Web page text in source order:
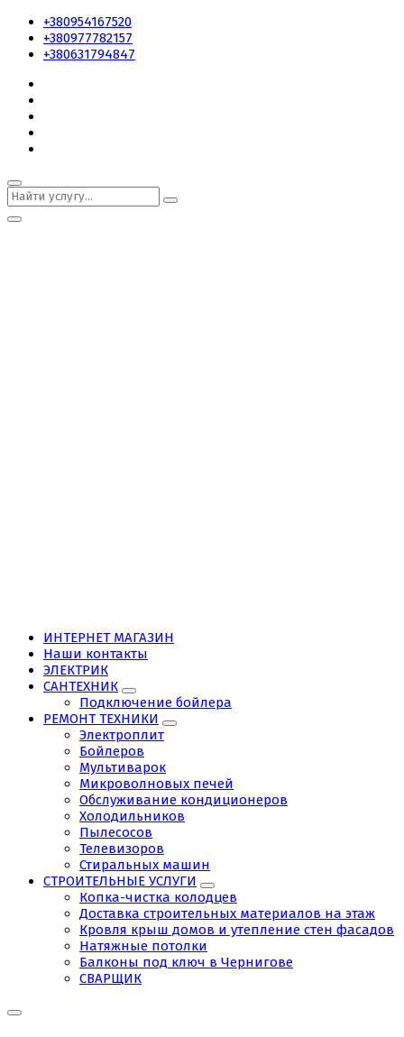
+380954167520
+380977782157
+380631794847
ИНТЕРНЕТ МАГАЗИН
Наши контакты
ЭЛЕКТРИК
САНТЕХНИК
Подключение бойлера
РЕМОНТ ТЕХНИКИ
Электроплит
Бойлеров
Мультиварок
Микроволновых печей
Обслуживание кондиционеров
Холодильников
Пылесосов
Телевизоров
Стиральных машин
СТРОИТЕЛЬНЫЕ УСЛУГИ
Копка-чистка колодцев
Доставка строительных материалов на этаж
Кровля крыш домов и утепление стен фасадов
Натяжные потолки
Балконы под ключ в Чернигове
СВАРЩИК